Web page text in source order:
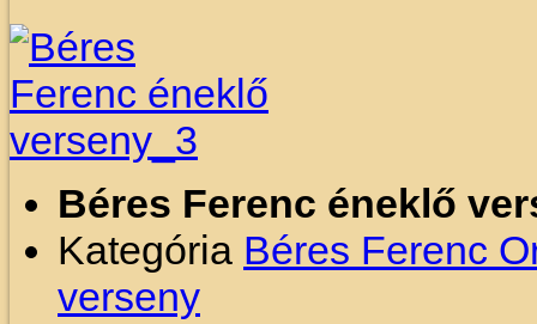
Béres Ferenc éneklő
Kategória Béres Ferenc
verseny